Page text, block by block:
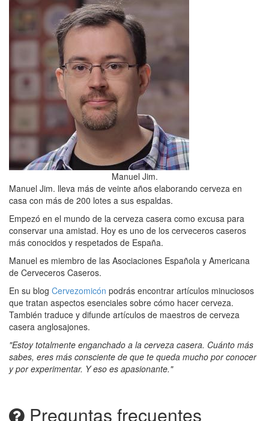
Manuel Jim.
Manuel Jim. lleva más de veinte años elaborando cerveza en
casa con más de 200 lotes a sus espaldas.
Empezó en el mundo de la cerveza casera como excusa para
conservar una amistad. Hoy es uno de los cerveceros caseros
más conocidos y respetados de España.
Manuel es miembro de las Asociaciones Española y Americana
de Cerveceros Caseros.
En su blog Cervezomicón podrás encontrar artículos minuciosos
que tratan aspectos esenciales sobre cómo hacer cerveza.
También traduce y difunde artículos de maestros de cerveza
casera anglosajones.
"Estoy totalmente enganchado a la cerveza casera. Cuánto más
sabes, eres más consciente de que te queda mucho por conocer
y por experimentar. Y eso es apasionante."
Preguntas frecuentes